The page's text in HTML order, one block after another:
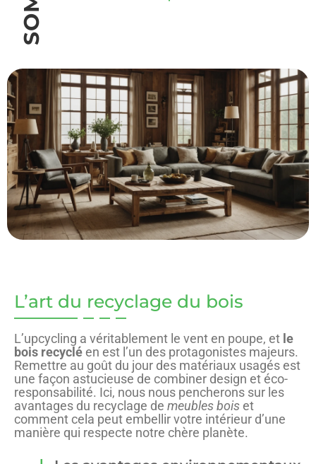
L’art du recyclage du bois
L’upcycling a véritablement le vent en poupe, et le
bois recycléen est l’un des protagonistes majeurs.
Remettre au goût du jour des matériaux usagés est
une façon astucieuse de combiner design et éco-
responsabilité. Ici, nous nous pencherons sur les
avantages du recyclage de meubles boiset
comment cela peut embellir votre intérieur d’une
manière qui respecte notre chère planète.